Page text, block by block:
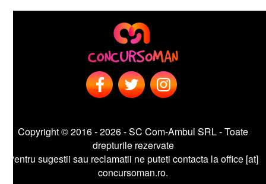
Copyright © 2016 - 2026 - SC Com-Ambul SRL - Toate
drepturile rezervate
sugestii sau reclamatii ne puteti contacta la office [at]
concursoman.ro.